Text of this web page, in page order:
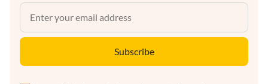
Subscribe